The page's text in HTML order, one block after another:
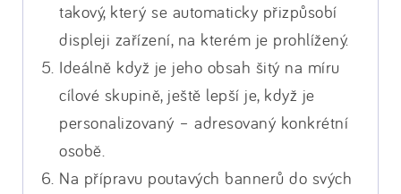
takový, který se automaticky přizpůsobí
displeji zařízení, na kterém je prohlížený.
Ideálně když je jeho obsah šitý na míru
cílové skupině, ještě lepší je, když je
personalizovaný – adresovaný konkrétní
osobě.
Na přípravu poutavých bannerů do svých